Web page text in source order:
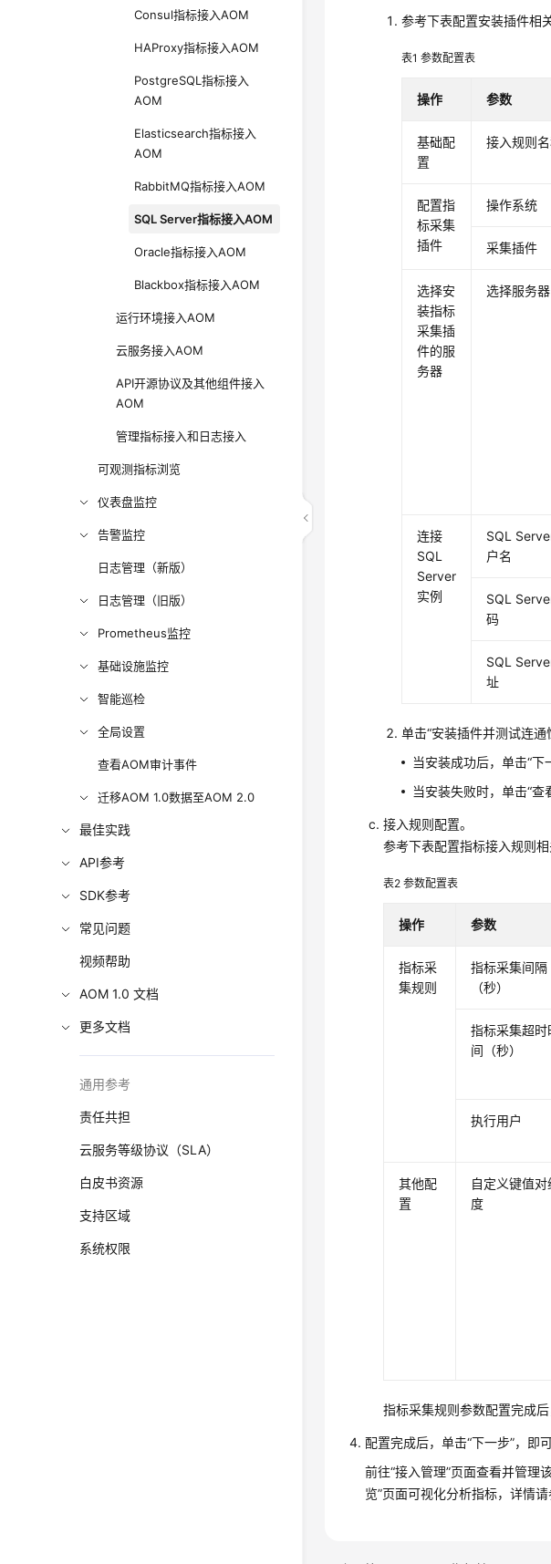
Consul指标接入AOM
HAProxy指标接入AOM
PostgreSQL指标接入
AOM
Elasticsearch指标接入
AOM
RabbitMQ指标接入AOM
SQL Server指标接入AOM
Oracle指标接入AOM
Blackbox指标接入AOM
运行环境接入AOM
云服务接入AOM
API开源协议及其他组件接入
AOM
管理指标接入和日志接入
可观测指标浏览
仪表盘监控
告警监控
日志管理（新版）
日志管理（旧版）
Prometheus监控
基础设施监控
智能巡检
全局设置
查看AOM审计事件
迁移AOM 1.0数据至AOM 2.0
最佳实践
API参考
SDK参考
常见问题
视频帮助
AOM 1.0 文档
更多文档
通用参考
责任共担
云服务等级协议（SLA）
白皮书资源
支持区域
系统权限
参考下表配置安装插件相
表1参数配置表
操作 参数
基础配
置
接入规则
配置指
标采集
插件
操作系统
采集插件
选择安
装指标
采集插
件的服
务器
选择服务器
连接
SQL
Server
实例
SQL
户名
SQL
码
SQL
址
单击“安装插件并测试连通
当安装成功后，单击“下
当安装失败时，单击“查
接入规则配置。
参考下表配置指标接入规则相
表2参数配置表
操作 参数
指标采
集规则
指标采集间隔
（秒）
指标采集超时
间（秒）
执行用户
其他配
置
自定义键值对
度
指标采集规则参数配置完成
配置完成后，单击“下一步”，即
前往“接入管理”页面查看并管
览”页面可视化分析指标，详情